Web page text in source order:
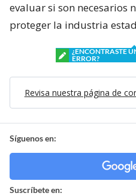
evaluar si son necesarios
proteger la industria
¿ENCONTRASTE
ERROR?
Revisa nuestra página de
Síguenos en:
Suscríbete en: